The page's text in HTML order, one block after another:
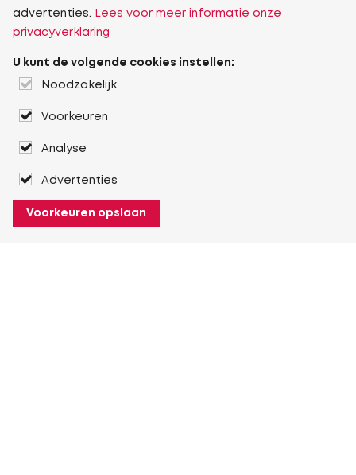
advertenties.
Lees voor meer informatie onze
privacyverklaring
U kunt de volgende cookies instellen:
Noodzakelijk
Voorkeuren
Analyse
Advertenties
Voorkeuren opslaan